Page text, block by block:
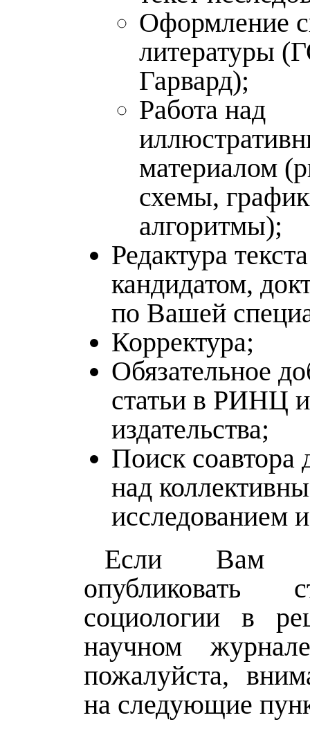
Оформление
литературы
Гарвард);
Работа над
материалом
схемы,
алгоритмы);
Редактура текста
кандидатом,
по Вашей
Корректура;
Обязательное
статьи в РИНЦ
издательства;
Поиск соавтора
над
исследованием
Если Вам
опубликовать
социологии в
научном
пожалуйста,
на следующие